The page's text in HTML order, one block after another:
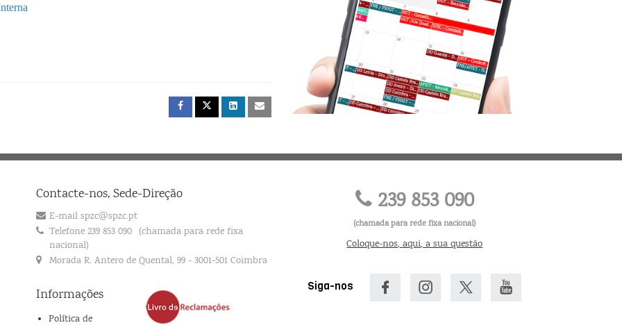
Contacte-nos, Sede-Direção
E-mail spzc@spzc.pt
Telefone 239 853 090 (chamada para rede fixa
nacional)
Morada R. Antero de Quental, 99 - 3001-501 Coimbra
Informações
Política de
239 853 090
(chamada para rede fixa nacional)
Coloque-nos, aqui, a sua questão
Siga-nos